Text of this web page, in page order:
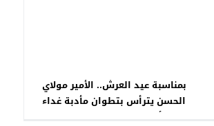
بمناسبة عيد العرش.. الأمير مولاي
الحسن يترأس بتطوان مأدبة غداء
أقامها رئيس الحكومة